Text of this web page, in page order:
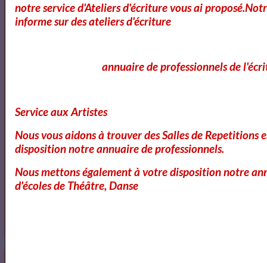
Avril
Dom Juan de Molière
notre service d'Ateliers d'écriture vous ai
informe sur des ateliers d'écriture
annuaire de professionnels de
Service aux Artistes
Nous vous aidons à trouver des Salles de Repetitions
disposition notre annuaire de professionnels.
Nous mettons également à votre disposition notre
d'écoles de Théâtre, Danse